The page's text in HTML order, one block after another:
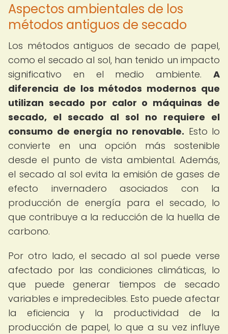
Aspectos ambientales de los
métodos antiguos de secado
Los métodos antiguos de secado de papel,
como el secado al sol, han tenido un impacto
significativo en el medio ambiente. A
diferencia de los métodos modernos que
utilizan secado por calor o máquinas de
secado, el secado al sol no requiere el
consumo de energía no renovable. Esto lo
convierte en una opción más sostenible
desde el punto de vista ambiental. Además,
el secado al sol evita la emisión de gases de
efecto invernadero asociados con la
producción de energía para el secado, lo
que contribuye a la reducción de la huella de
carbono.
Por otro lado, el secado al sol puede verse
afectado por las condiciones climáticas, lo
que puede generar tiempos de secado
variables e impredecibles. Esto puede afectar
la eficiencia y la productividad de la
producción de papel, lo que a su vez influye